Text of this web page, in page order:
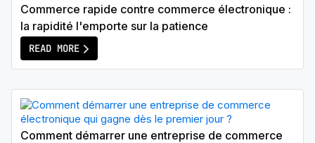
Commerce rapide contre commerce électronique :
la rapidité l'emporte sur la patience
READ MORE
Comment démarrer une entreprise de commerce